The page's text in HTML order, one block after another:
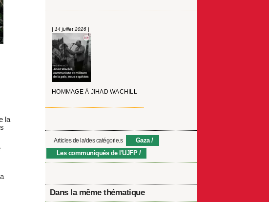
la
| 14 juillet 2026 |
HOMMAGE À JIHAD WACHILL
Articles de la/des catégorie.s
Gaza
Les communiqués de l'UJFP
Dans la même thématique